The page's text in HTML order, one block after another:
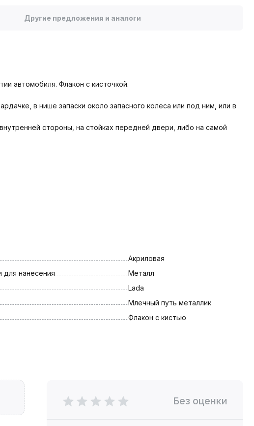
Другие предложения и аналоги
автомобиля. Флакон с кисточкой.
в нише запаски около запасного колеса или под ним, или в
стороны, на стойках передней двери, либо на самой
Акриловая
для нанесения
Металл
Lada
Млечный путь металлик
Флакон с кистью
Без оценки